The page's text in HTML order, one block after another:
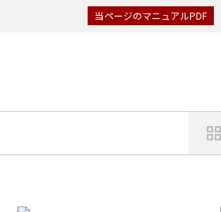
当ページのマニュアルPDF